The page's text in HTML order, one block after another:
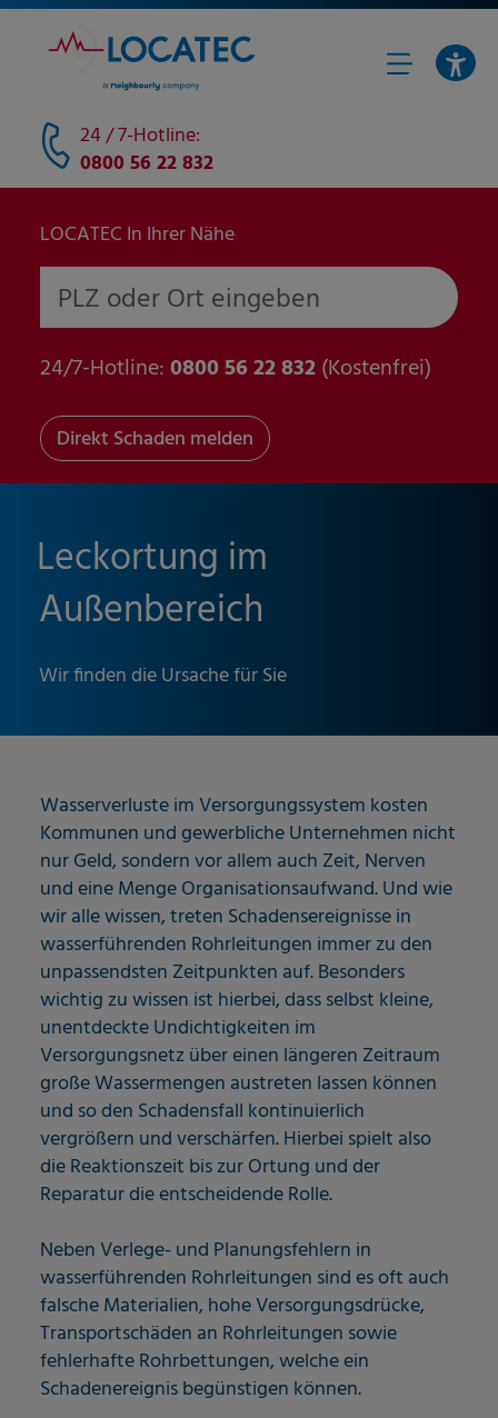
24 / 7-Hotline:
0800 56 22 832
Leckortung im
Außenbereich
Wir finden die Ursache für Sie
LOCATEC In Ihrer Nähe
PLZ oder Ort eingeben
24/7-Hotline:0800 56 22 832(Kostenfrei)
Direkt Schaden melden
Wasserverluste im Versorgungssystem kosten
Kommunen und gewerbliche Unternehmen nicht
nur Geld, sondern vor allem auch Zeit, Nerven
und eine Menge Organisationsaufwand. Und wie
wir alle wissen, treten Schadensereignisse in
wasserführenden Rohrleitungen immer zu den
unpassendsten Zeitpunkten auf. Besonders
wichtig zu wissen ist hierbei, dass selbst kleine,
unentdeckte Undichtigkeiten im
Versorgungsnetz über einen längeren Zeitraum
große Wassermengen austreten lassen können
und so den Schadensfall kontinuierlich
vergrößern und verschärfen. Hierbei spielt also
die Reaktionszeit bis zur Ortung und der
Reparatur die entscheidende Rolle.
Neben Verlege- und Planungsfehlern in
wasserführenden Rohrleitungen sind es oft auch
falsche Materialien, hohe Versorgungsdrücke,
Transportschäden an Rohrleitungen sowie
fehlerhafte Rohrbettungen, welche ein
Schadenereignis begünstigen können.